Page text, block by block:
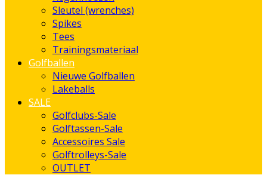
Sleutel (wrenches)
Spikes
Tees
Trainingsmateriaal
Golfballen
Nieuwe Golfballen
Lakeballs
SALE
Golfclubs-Sale
Golftassen-Sale
Accessoires Sale
Golftrolleys-Sale
OUTLET